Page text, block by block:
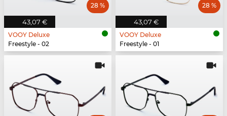
43,07 €
28 %
VOOY Deluxe
Freestyle - 02
43,07 €
28 %
VOOY Deluxe
Freestyle - 01